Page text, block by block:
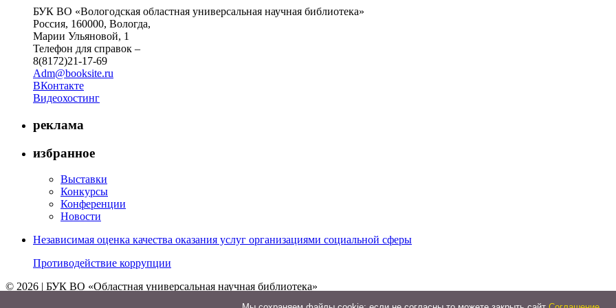
БУК ВО «Вологодская областная универсальная научная библиотека»
Россия, 160000, Вологда,
Марии Ульяновой, 1
Телефон для справок –
8(8172)21-17-69
Adm@booksite.ru
ВКонтакте
Видеохостинг
реклама
избранное
Выставки
Конкурсы
Конференции
Новости
Независимая оценка качества оказания услуг организациями социальной сферы
Противодействие коррупции
© 2026 | БУК ВО «Областная универсальная научная библиотека»